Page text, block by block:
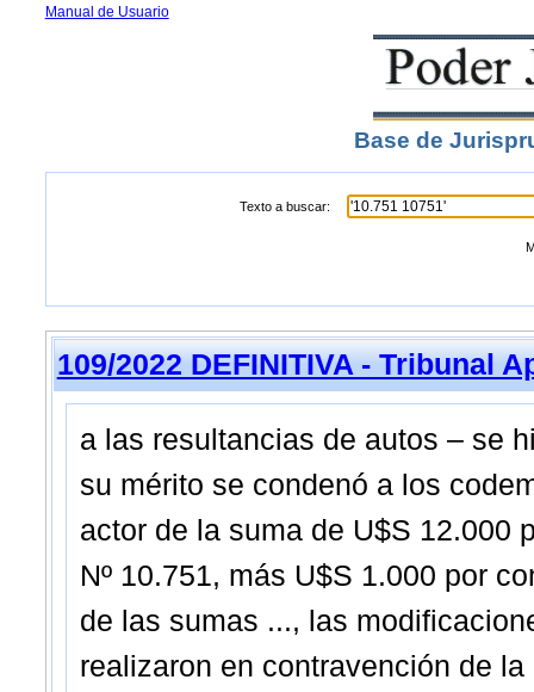
Manual de Usuario
Base de
Texto a buscar:
109/2022 DEFINITIVA - Tribunal
a las resultancias de autos – se
su mérito se condenó a los
actor de la suma de U$S 12.000
Nº 10.751, más U$S 1.000 por
de las sumas ..., las
realizaron en contravención de